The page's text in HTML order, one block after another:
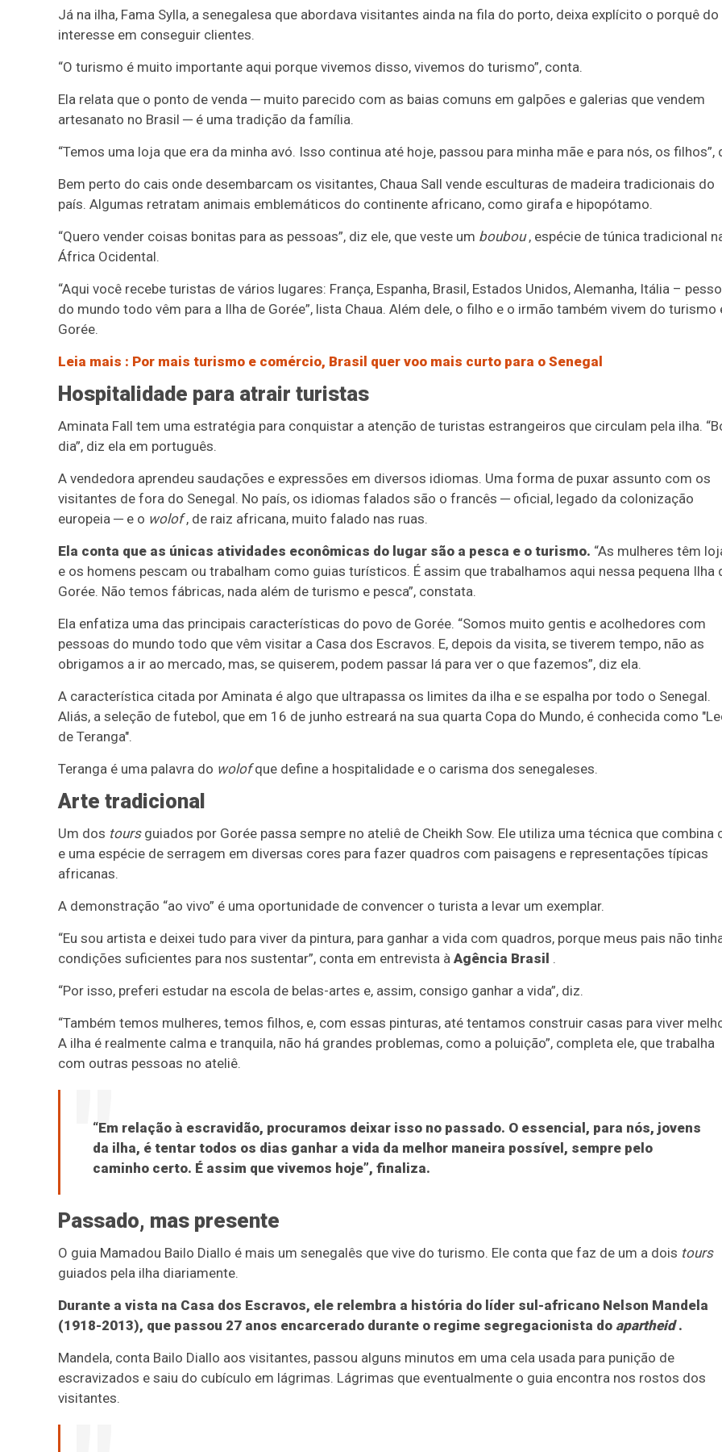
Já na ilha, Fama Sylla, a senegalesa que abordava visitantes ainda na fila do porto, deixa explícito o porquê do
interesse em conseguir clientes.
“O turismo é muito importante aqui porque vivemos disso, vivemos do turismo”, conta.
Ela relata que o ponto de venda ─ muito parecido com as baias comuns em galpões e galerias que vendem
artesanato no Brasil ─ é uma tradição da família.
“Temos uma loja que era da minha avó. Isso continua até hoje, passou para minha mãe e para nós, os filhos”,
Bem perto do cais onde desembarcam os visitantes, Chaua Sall vende esculturas de madeira tradicionais do
país. Algumas retratam animais emblemáticos do continente africano, como girafa e hipopótamo.
“Quero vender coisas bonitas para as pessoas”, diz ele, que veste um boubou, espécie de túnica tradicional
África Ocidental.
“Aqui você recebe turistas de vários lugares: França, Espanha, Brasil, Estados Unidos, Alemanha, Itália –
do mundo todo vêm para a Ilha de Gorée”, lista Chaua. Além dele, o filho e o irmão também vivem do turismo
Gorée.
Leia mais : Por mais turismo e comércio, Brasil quer voo mais curto para o Senegal
Hospitalidade para atrair turistas
Aminata Fall tem uma estratégia para conquistar a atenção de turistas estrangeiros que circulam pela ilha.
dia”, diz ela em português.
A vendedora aprendeu saudações e expressões em diversos idiomas. Uma forma de puxar assunto com os
visitantes de fora do Senegal. No país, os idiomas falados são o francês ─ oficial, legado da colonização
europeia ─ e o wolof, de raiz africana, muito falado nas ruas.
Ela conta que as únicas atividades econômicas do lugar são a pesca e o turismo. “As mulheres têm
e os homens pescam ou trabalham como guias turísticos. É assim que trabalhamos aqui nessa pequena Ilha
Gorée. Não temos fábricas, nada além de turismo e pesca”, constata.
Ela enfatiza uma das principais características do povo de Gorée. “Somos muito gentis e acolhedores com
pessoas do mundo todo que vêm visitar a Casa dos Escravos. E, depois da visita, se tiverem tempo, não as
obrigamos a ir ao mercado, mas, se quiserem, podem passar lá para ver o que fazemos”, diz ela.
A característica citada por Aminata é algo que ultrapassa os limites da ilha e se espalha por todo o Senegal.
Aliás, a seleção de futebol, que em 16 de junho estreará na sua quarta Copa do Mundo, é conhecida como
de Teranga".
Teranga é uma palavra do wolofque define a hospitalidade e o carisma dos senegaleses.
Arte tradicional
Um dos toursguiados por Gorée passa sempre no ateliê de Cheikh Sow. Ele utiliza uma técnica que combina
e uma espécie de serragem em diversas cores para fazer quadros com paisagens e representações típicas
africanas.
A demonstração “ao vivo” é uma oportunidade de convencer o turista a levar um exemplar.
“Eu sou artista e deixei tudo para viver da pintura, para ganhar a vida com quadros, porque meus pais não
condições suficientes para nos sustentar”, conta em entrevista à Agência Brasil .
“Por isso, preferi estudar na escola de belas-artes e, assim, consigo ganhar a vida”, diz.
“Também temos mulheres, temos filhos, e, com essas pinturas, até tentamos construir casas para viver
A ilha é realmente calma e tranquila, não há grandes problemas, como a poluição”, completa ele, que trabalha
com outras pessoas no ateliê.
“Em relação à escravidão, procuramos deixar isso no passado. O essencial, para nós, jovens
da ilha, é tentar todos os dias ganhar a vida da melhor maneira possível, sempre pelo
caminho certo. É assim que vivemos hoje”, finaliza.
Passado, mas presente
O guia Mamadou Bailo Diallo é mais um senegalês que vive do turismo. Ele conta que faz de um a dois tours
guiados pela ilha diariamente.
Durante a vista na Casa dos Escravos, ele relembra a história do líder sul-africano Nelson Mandela
(1918-2013), que passou 27 anos encarcerado durante o regime segregacionista do apartheid.
Mandela, conta Bailo Diallo aos visitantes, passou alguns minutos em uma cela usada para punição de
escravizados e saiu do cubículo em lágrimas. Lágrimas que eventualmente o guia encontra nos rostos dos
visitantes.